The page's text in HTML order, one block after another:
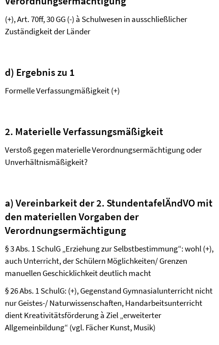
(+), Art. 70ff, 30 GG (-) à Schulwesen in ausschließlicher
Zuständigkeit der Länder
d) Ergebnis zu 1
Formelle Verfassungmäßigkeit (+)
2. Materielle Verfassungsmäßigkeit
Verstoß gegen materielle Verordnungsermächtigung oder
Unverhältnismäßigkeit?
a) Vereinbarkeit der 2. StundentafelÄndVO mit
den materiellen Vorgaben der
Verordnungsermächtigung
§ 3 Abs. 1 SchulG „Erziehung zur Selbstbestimmung“: wohl (+),
auch Unterricht, der Schülern Möglichkeiten/ Grenzen
manuellen Geschicklichkeit deutlich macht
§ 26 Abs. 1 SchulG: (+), Gegenstand Gymnasialunterricht nicht
nur Geistes-/ Naturwissenschaften, Handarbeitsunterricht
dient KreativitätsförderungàZiel „erweiterter
Allgemeinbildung“ (vgl. Fächer Kunst, Musik)